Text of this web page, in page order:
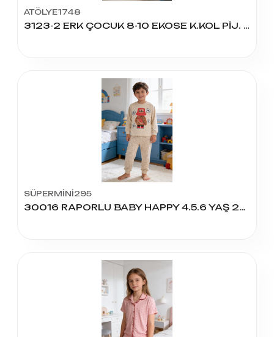
ATÖLYE1748
3123-2 ERK ÇOCUK 8-10 EKOSE K.KOL PİJ. TAKIM
SÜPERMİNİ295
30016 RAPORLU BABY HAPPY 4.5.6 YAŞ 2Lİ TAKIM